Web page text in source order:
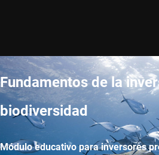
Fundamentos de la
biodiversidad
Módulo educativo para inversores